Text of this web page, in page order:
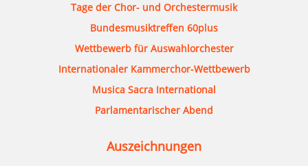
Tage der Chor- und Orchestermusik
Bundesmusiktreffen 60plus
Wettbewerb für Auswahlorchester
Internationaler Kammerchor-Wettbewerb
Musica Sacra International
Parlamentarischer Abend
Auszeichnungen